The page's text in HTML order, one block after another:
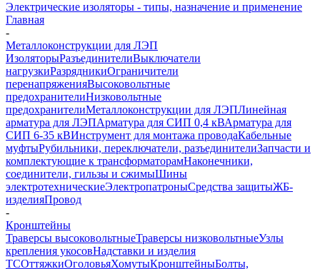
Электрические изоляторы - типы, назначение и применение
Главная
-
Металлоконструкции для ЛЭП
ИзоляторыРазъединителиВыключатели
нагрузкиРазрядникиОграничители
перенапряженияВысоковольтные
предохранителиНизковольтные
предохранителиМеталлоконструкции для ЛЭПЛинейная
арматура для ЛЭПАрматура для СИП 0,4 кВАрматура для
СИП 6-35 кВИнструмент для монтажа проводаКабельные
муфтыРубильники, переключатели, разъединителиЗапчасти и
комплектующие к трансформаторамНаконечники,
соединители, гильзы и сжимыШины
электротехническиеЭлектропатроныСредства защитыЖБ-
изделияПровод
-
Кронштейны
Траверсы высоковольтныеТраверсы низковольтныеУзлы
крепления укосовНадставки и изделия
ТСОттяжкиОголовьяХомутыКронштейныБолты,